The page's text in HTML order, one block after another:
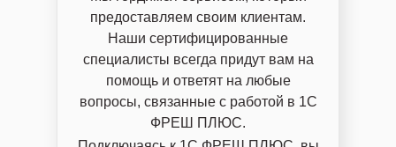
предоставляем своим клиентам.
Наши сертифицированные
специалисты всегда придут вам на
помощь и ответят на любые
вопросы, связанные с работой в 1С
ФРЕШ ПЛЮС.